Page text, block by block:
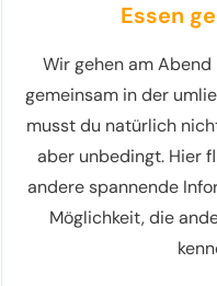
Essen
Wir gehen am
gemeinsam in der
musst du natürlich
aber unbedingt. Hier
andere spannende
Möglichkeit, die